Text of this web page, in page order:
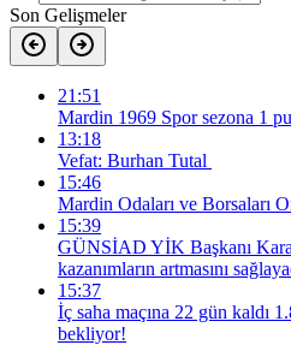
Son Gelişmeler
21:51
Mardin 1969 Spor sezona 1
13:18
Vefat: Burhan Tutal
15:46
Mardin Odaları ve Borsaları
15:39
GÜNSİAD YİK Başkanı
kazanımların artmasını
15:37
İç saha maçına 22 gün kaldı
bekliyor!